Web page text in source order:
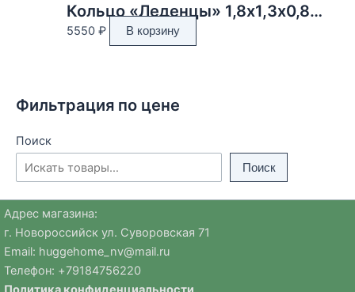
Фильтрация по цене
Поиск
Поиск
Кольцо «Леденцы» 1,8х1,3х0,8см, цвет золото
5550 ₽ В корзину
Адрес магазина:
г. Новороссийск ул. Суворовская 71
Email: huggehome_nv@mail.ru
Телефон: +79184756220